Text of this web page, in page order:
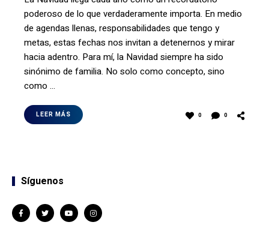
poderoso de lo que verdaderamente importa. En medio
de agendas llenas, responsabilidades que tengo y
metas, estas fechas nos invitan a detenernos y mirar
hacia adentro. Para mí, la Navidad siempre ha sido
sinónimo de familia. No solo como concepto, sino
como …
LEER MÁS 0 0
Síguenos